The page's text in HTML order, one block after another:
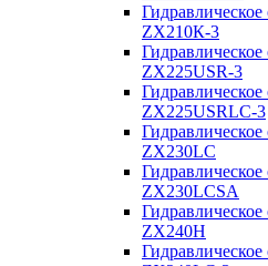
ZX210К-3
ZX225USR-3
ZX225USRLC-3
ZX230LC
ZX230LCSA
ZX240H